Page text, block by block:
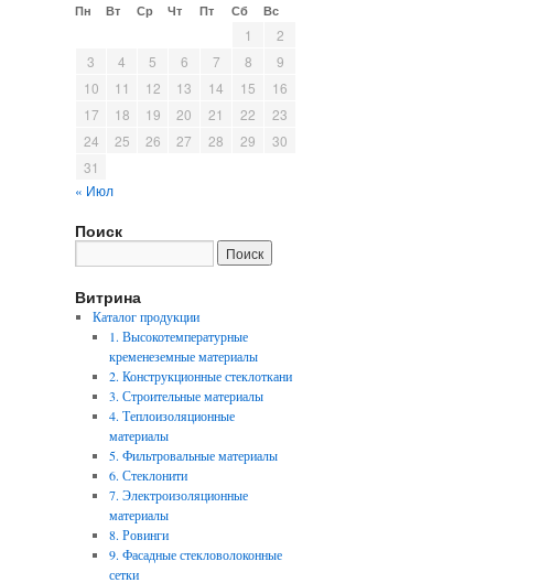
Пн Вт Ср Чт Пт Сб Вс
« Июл
1
2
3
4 5 6 7 8
9
10
11 12 13 14 15
16
17
18 19 20 21 22
23
24
25 26 27 28 29
30
31
Поиск
Витрина
Каталог продукции
1. Высокотемпературные
кременеземные материалы
2. Конструкционные стеклоткани
3. Строительные материалы
4. Теплоизоляционные
материалы
5. Фильтровальные материалы
6. Стеклонити
7. Электроизоляционные
материалы
8. Ровинги
9. Фасадные стекловолоконные
сетки